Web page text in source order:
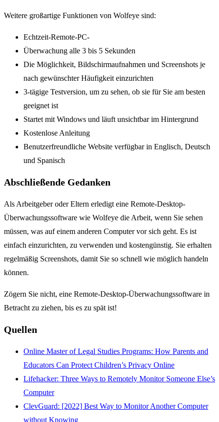
Weitere großartige Funktionen von Wolfeye sind:
Echtzeit-Remote-PC-
Überwachung alle 3 bis 5 Sekunden
Die Möglichkeit, Bildschirmaufnahmen und Screenshots je
nach gewünschter Häufigkeit einzurichten
3-tägige Testversion, um zu sehen, ob sie für Sie am besten
geeignet ist
Startet mit Windows und läuft unsichtbar im Hintergrund
Kostenlose Anleitung
Benutzerfreundliche Website verfügbar in Englisch, Deutsch
und Spanisch
Abschließende Gedanken
Als Arbeitgeber oder Eltern erledigt eine Remote-Desktop-
Überwachungssoftware wie Wolfeye die Arbeit, wenn Sie sehen
müssen, was auf einem anderen Computer vor sich geht. Es ist
einfach einzurichten, zu verwenden und kostengünstig. Sie erhalten
regelmäßig Screenshots, damit Sie so schnell wie möglich handeln
können.
Zögern Sie nicht, eine Remote-Desktop-Überwachungssoftware in
Betracht zu ziehen, bis es zu spät ist!
Quellen
Online Master of Legal Studies Programs: How Parents and
Educators Can Protect Children’s Privacy Online
Lifehacker: Three Ways to Remotely Monitor Someone Else’s
Computer
ClevGuard: [2022] Best Way to Monitor Another Computer
without Knowing